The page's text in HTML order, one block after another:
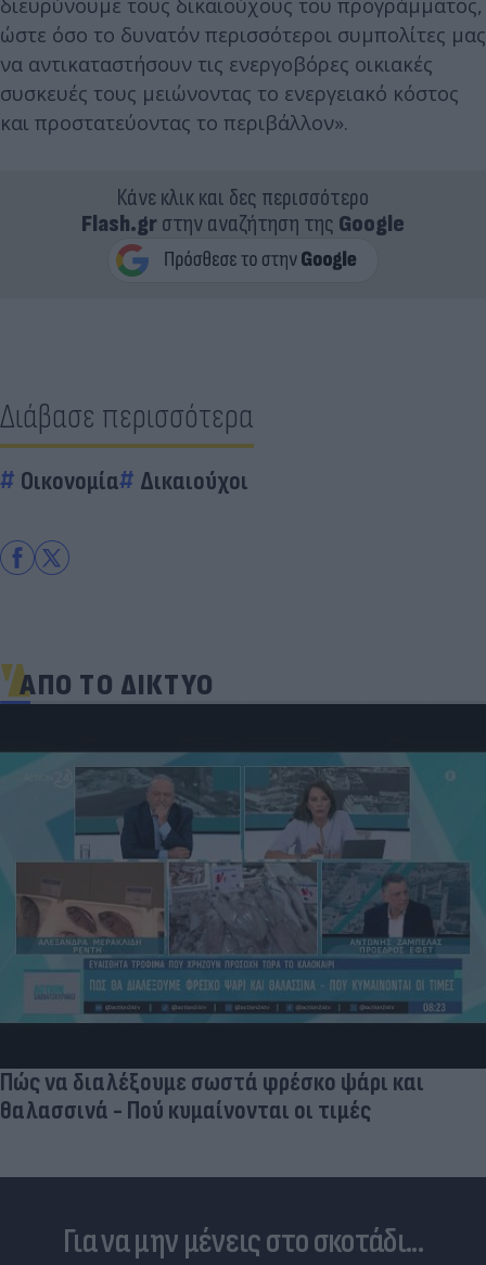
διευρύνουμε τους δικαιούχους του προγράμματος,
ώστε όσο το δυνατόν περισσότεροι συμπολίτες μας
να αντικαταστήσουν τις ενεργοβόρες οικιακές
συσκευές τους μειώνοντας το ενεργειακό κόστος
και προστατεύοντας το περιβάλλον».
Κάνε κλικ και δες περισσότερο
Flash.grστην αναζήτηση της Google
Διάβασε περισσότερα
Οικονομία Δικαιούχοι
ΑΠΟ ΤΟ ΔΙΚΤΥΟ
Πώς να διαλέξουμε σωστά φρέσκο ψάρι και
θαλασσινά - Πού κυμαίνονται οι τιμές
Για να μην μένεις στο σκοτάδι...